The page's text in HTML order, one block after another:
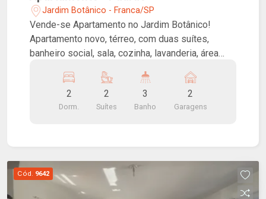
Jardim Botânico - Franca/SP
Vende-se Apartamento no Jardim Botânico!
Apartamento novo, térreo, com duas suítes,
banheiro social, sala, cozinha, lavanderia, área
coberta.
2
Dorm.
2
Suítes
3
Banho
2
Garagens
Cód. 9642